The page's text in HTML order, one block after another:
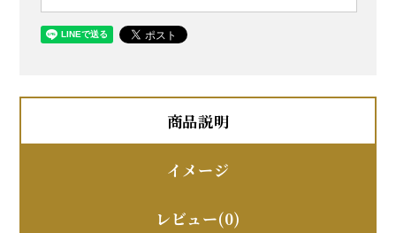
商品説明
イメージ
レビュー(0)